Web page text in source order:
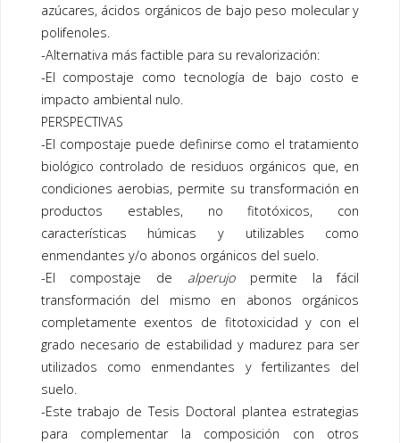
azúcares, ácidos orgánicos de bajo peso molecular y
polifenoles.
-Alternativa más factible para su revalorización:
-El compostaje como tecnología de bajo costo e
impacto ambiental nulo.
PERSPECTIVAS
-El compostaje puede definirse como el tratamiento
biológico controlado de residuos orgánicos que, en
condiciones aerobias, permite su transformación en
productos estables, no fitotóxicos, con
características húmicas y utilizables como
enmendantes y/o abonos orgánicos del suelo.
-El compostaje de alperujo permite la fácil
transformación del mismo en abonos orgánicos
completamente exentos de fitotoxicidad y con el
grado necesario de estabilidad y madurez para ser
utilizados como enmendantes y fertilizantes del
suelo.
-Este trabajo de Tesis Doctoral plantea estrategias
para complementar la composición con otros